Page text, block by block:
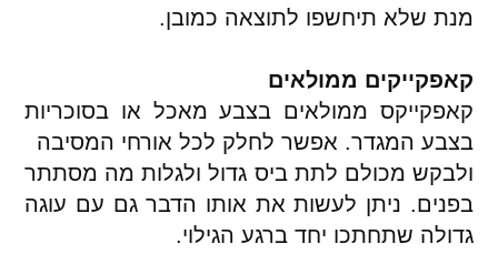
מנת שלא תיחשפו לתוצאה כמובן.
קאפקייקים ממולאים
קאפקייקס ממולאים בצבע מאכל או בסוכריות
בצבע המגדר. אפשר לחלק לכל אורחי המסיבה
ולבקש מכולם לתת ביס גדול ולגלות מה מסתתר
בפנים. ניתן לעשות את אותו הדבר גם עם עוגה
גדולה שתחתכו יחד ברגע הגילוי.